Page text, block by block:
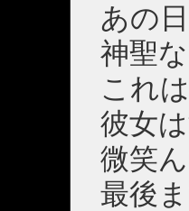
あの
神聖
これ
彼女
微笑
最後